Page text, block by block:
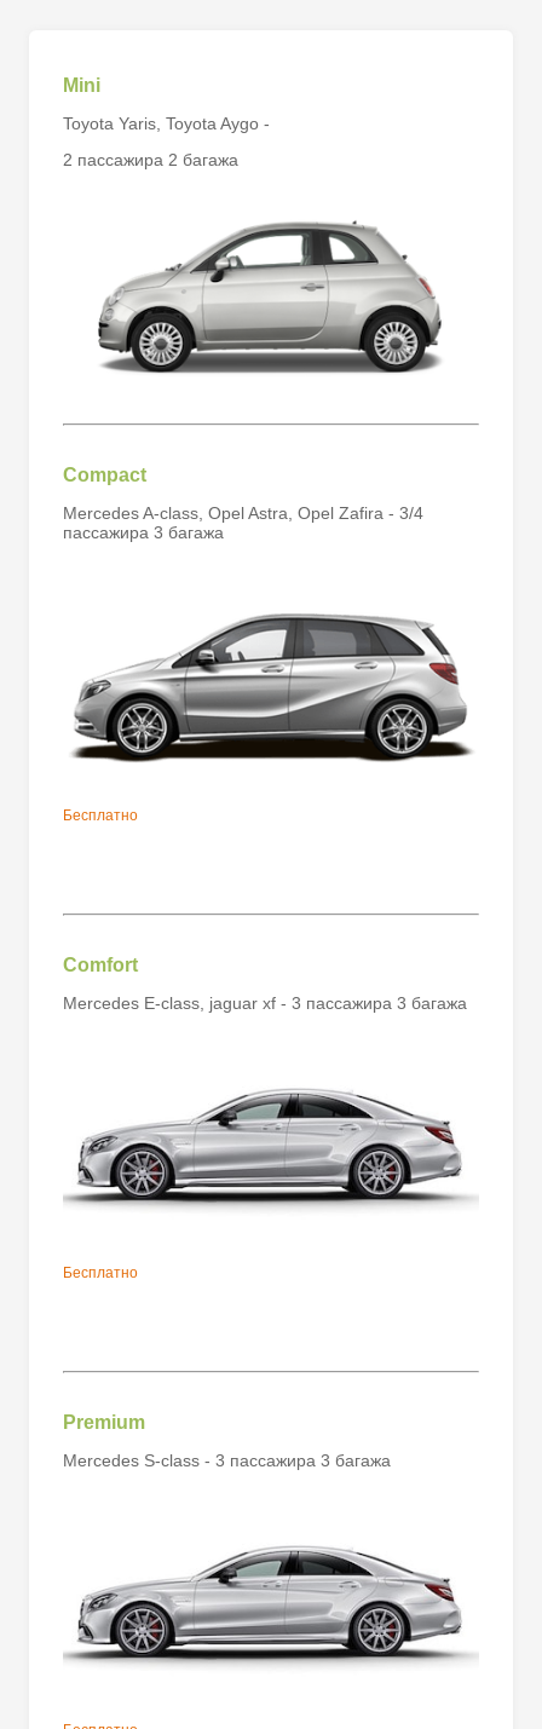
Mini
Toyota Yaris, Toyota Aygo -
2 пассажира 2 багажа
Compact
Mercedes A-class, Opel Astra, Opel Zafira - 3/4
пассажира 3 багажа
Бесплатно
Comfort
Mercedes E-class, jaguar xf - 3 пассажира 3 багажа
Бесплатно
Premium
Mercedes S-class - 3 пассажира 3 багажа